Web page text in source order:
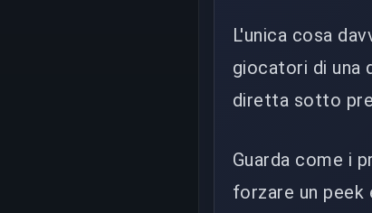
L'unica cosa
giocatori di una
diretta sotto
Guarda come i
forzare un peek